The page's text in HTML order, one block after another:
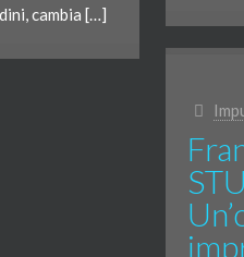
cambia […]